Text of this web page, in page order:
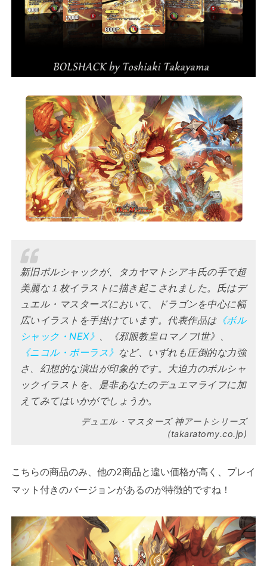
新旧ボルシャックが、タカヤマトシアキ氏の手で超
美麗な１枚イラストに描き起こされました。氏はデ
ュエル・マスターズにおいて、ドラゴンを中心に幅
広いイラストを手掛けています。代表作品は《ボル
シャック・NEX》
、《邪眼教皇ロマノフI世》、
《ニコル・ボーラス》 など、いずれも圧倒的な力強
さ、幻想的な演出が印象的です。大迫力のボルシャ
ックイラストを、是非あなたのデュエマライフに加
えてみてはいかがでしょうか。
デュエル・マスターズ 神アートシリーズ
(takaratomy.co.jp)
こちらの商品のみ、他の2商品と違い価格が高く、プレイ
マット付きのバージョンがあるのが特徴的ですね！